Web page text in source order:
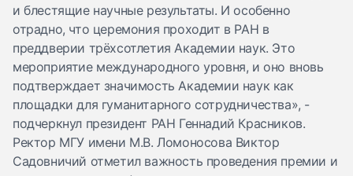
и блестящие научные результаты. И особенно
отрадно, что церемония проходит в РАН в
преддверии трёхсотлетия Академии наук. Это
мероприятие международного уровня, и оно вновь
подтверждает значимость Академии наук как
площадки для гуманитарного сотрудничества», -
подчеркнул президент РАН Геннадий Красников.
Ректор МГУ имени М.В. Ломоносова Виктор
Садовничий отметил важность проведения премии и